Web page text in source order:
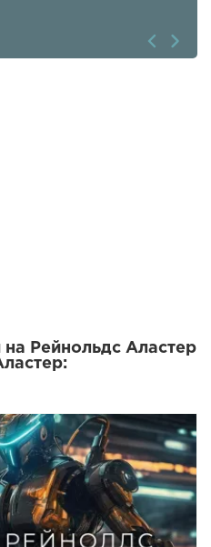
Рейнольдс Аластер